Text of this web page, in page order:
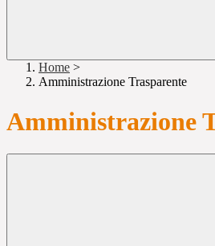
Home >
Amministrazione Trasparente
Amministrazione